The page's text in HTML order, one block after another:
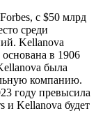
с $50 млрд
среди
Kellanova
в 1906
была
компанию.
году превысила
и Kellanova будет